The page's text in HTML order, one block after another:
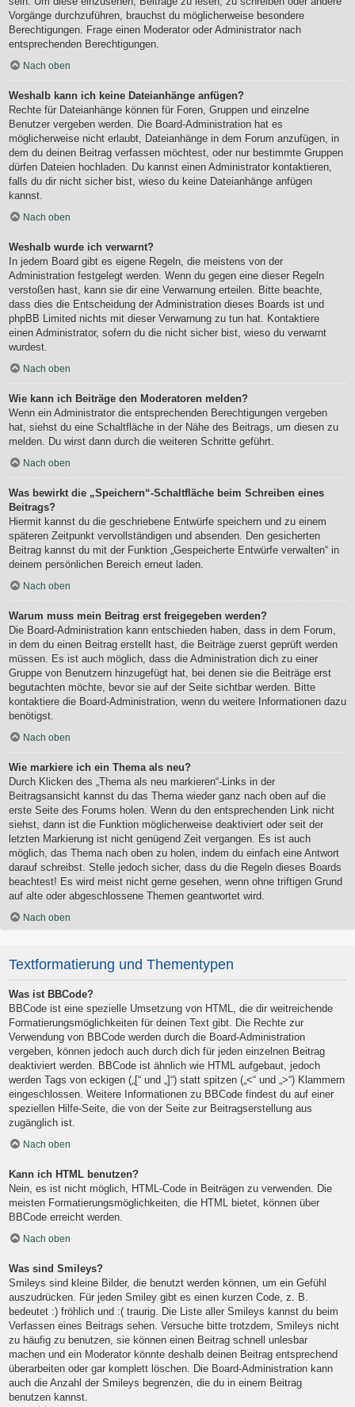
Vorgänge durchzuführen, brauchst du möglicherweise besondere
Berechtigungen. Frage einen Moderator oder Administrator nach
entsprechenden Berechtigungen.
Nach oben
Weshalb kann ich keine Dateianhänge anfügen?
Rechte für Dateianhänge können für Foren, Gruppen und einzelne
Benutzer vergeben werden. Die Board-Administration hat es
möglicherweise nicht erlaubt, Dateianhänge in dem Forum anzufügen, in
dem du deinen Beitrag verfassen möchtest, oder nur bestimmte Gruppen
dürfen Dateien hochladen. Du kannst einen Administrator kontaktieren,
falls du dir nicht sicher bist, wieso du keine Dateianhänge anfügen
kannst.
Nach oben
Weshalb wurde ich verwarnt?
In jedem Board gibt es eigene Regeln, die meistens von der
Administration festgelegt werden. Wenn du gegen eine dieser Regeln
verstoßen hast, kann sie dir eine Verwarnung erteilen. Bitte beachte,
dass dies die Entscheidung der Administration dieses Boards ist und
phpBB Limited nichts mit dieser Verwarnung zu tun hat. Kontaktiere
einen Administrator, sofern du die nicht sicher bist, wieso du verwarnt
wurdest.
Nach oben
Wie kann ich Beiträge den Moderatoren melden?
Wenn ein Administrator die entsprechenden Berechtigungen vergeben
hat, siehst du eine Schaltfläche in der Nähe des Beitrags, um diesen zu
melden. Du wirst dann durch die weiteren Schritte geführt.
Nach oben
Was bewirkt die „Speichern“-Schaltfläche beim Schreiben eines
Beitrags?
Hiermit kannst du die geschriebene Entwürfe speichern und zu einem
späteren Zeitpunkt vervollständigen und absenden. Den gesicherten
Beitrag kannst du mit der Funktion „Gespeicherte Entwürfe verwalten“ in
deinem persönlichen Bereich erneut laden.
Nach oben
Warum muss mein Beitrag erst freigegeben werden?
Die Board-Administration kann entschieden haben, dass in dem Forum,
in dem du einen Beitrag erstellt hast, die Beiträge zuerst geprüft werden
müssen. Es ist auch möglich, dass die Administration dich zu einer
Gruppe von Benutzern hinzugefügt hat, bei denen sie die Beiträge erst
begutachten möchte, bevor sie auf der Seite sichtbar werden. Bitte
kontaktiere die Board-Administration, wenn du weitere Informationen dazu
benötigst.
Nach oben
Wie markiere ich ein Thema als neu?
Durch Klicken des „Thema als neu markieren“-Links in der
Beitragsansicht kannst du das Thema wieder ganz nach oben auf die
erste Seite des Forums holen. Wenn du den entsprechenden Link nicht
siehst, dann ist die Funktion möglicherweise deaktiviert oder seit der
letzten Markierung ist nicht genügend Zeit vergangen. Es ist auch
möglich, das Thema nach oben zu holen, indem du einfach eine Antwort
darauf schreibst. Stelle jedoch sicher, dass du die Regeln dieses Boards
beachtest! Es wird meist nicht gerne gesehen, wenn ohne triftigen Grund
auf alte oder abgeschlossene Themen geantwortet wird.
Nach oben
Textformatierung und Thementypen
Was ist BBCode?
BBCode ist eine spezielle Umsetzung von HTML, die dir weitreichende
Formatierungsmöglichkeiten für deinen Text gibt. Die Rechte zur
Verwendung von BBCode werden durch die Board-Administration
vergeben, können jedoch auch durch dich für jeden einzelnen Beitrag
deaktiviert werden. BBCode ist ähnlich wie HTML aufgebaut, jedoch
werden Tags von eckigen („[“ und „]“) statt spitzen („<“ und „>“) Klammern
eingeschlossen. Weitere Informationen zu BBCode findest du auf einer
speziellen Hilfe-Seite, die von der Seite zur Beitragserstellung aus
zugänglich ist.
Nach oben
Kann ich HTML benutzen?
Nein, es ist nicht möglich, HTML-Code in Beiträgen zu verwenden. Die
meisten Formatierungsmöglichkeiten, die HTML bietet, können über
BBCode erreicht werden.
Nach oben
Was sind Smileys?
Smileys sind kleine Bilder, die benutzt werden können, um ein Gefühl
auszudrücken. Für jeden Smiley gibt es einen kurzen Code, z. B.
bedeutet :) fröhlich und :( traurig. Die Liste aller Smileys kannst du beim
Verfassen eines Beitrags sehen. Versuche bitte trotzdem, Smileys nicht
zu häufig zu benutzen, sie können einen Beitrag schnell unlesbar
machen und ein Moderator könnte deshalb deinen Beitrag entsprechend
überarbeiten oder gar komplett löschen. Die Board-Administration kann
auch die Anzahl der Smileys begrenzen, die du in einem Beitrag
benutzen kannst.